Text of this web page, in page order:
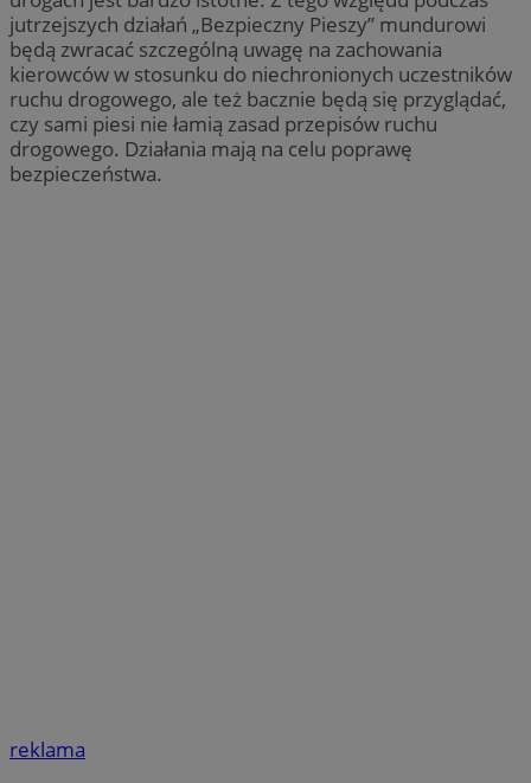
jutrzejszych działań „Bezpieczny Pieszy” mundurowi
będą zwracać szczególną uwagę na zachowania
kierowców w stosunku do niechronionych uczestników
ruchu drogowego, ale też bacznie będą się przyglądać,
czy sami piesi nie łamią zasad przepisów ruchu
drogowego. Działania mają na celu poprawę
bezpieczeństwa.
reklama